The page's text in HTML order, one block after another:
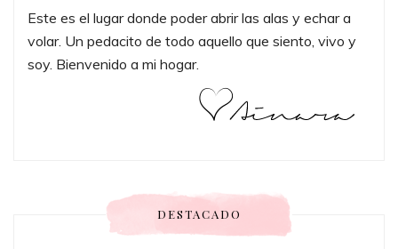
Este es el lugar donde poder abrir las alas y echar a
volar. Un pedacito de todo aquello que siento, vivo y
soy. Bienvenido a mi hogar.
DESTACADO